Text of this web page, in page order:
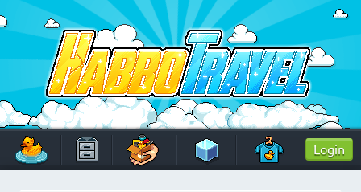
Skip
to
content
HabboTravel
Un viaggio di pixel!
Login